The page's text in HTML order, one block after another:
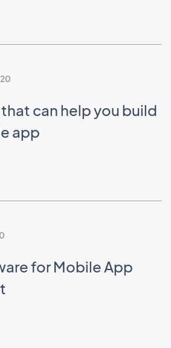
can help you build
app
for Mobile App